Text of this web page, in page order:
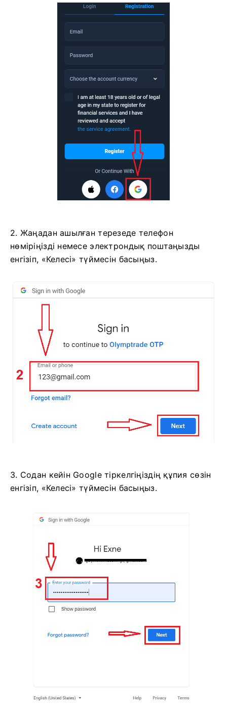
1. Google тіркелгісімен тіркелу үшін тіркеу
формасындағы тиісті түймені басыңыз.
нөміріңізді немесе электрондық поштаңызды
енгізіп, «Келесі» түймесін басыңыз.
енгізіп, «Келесі» түймесін басыңыз.